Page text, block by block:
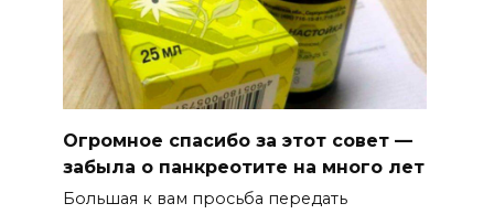
Огромное спасибо за этот совет —
забыла о панкреотите на много лет
Большая к вам просьба передать